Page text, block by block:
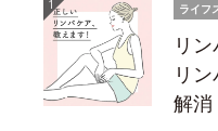
ライフ
リ
リ
解消